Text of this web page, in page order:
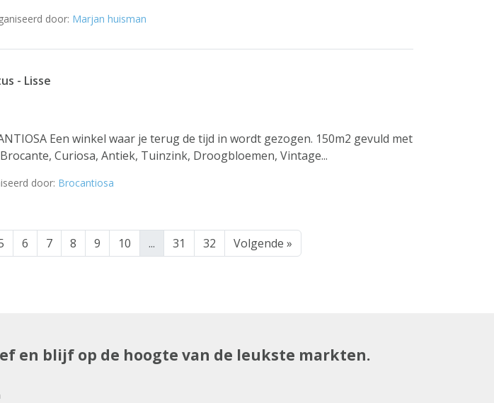
door: Marjan huisman
- Lisse
Een winkel waar je terug de tijd in wordt gezogen. 150m2 gevuld met
Curiosa, Antiek, Tuinzink, Droogbloemen, Vintage...
door: Brocantiosa
6 7 8 9 10 ... 31 32 Volgende »
en blijf op de hoogte van de leukste markten.